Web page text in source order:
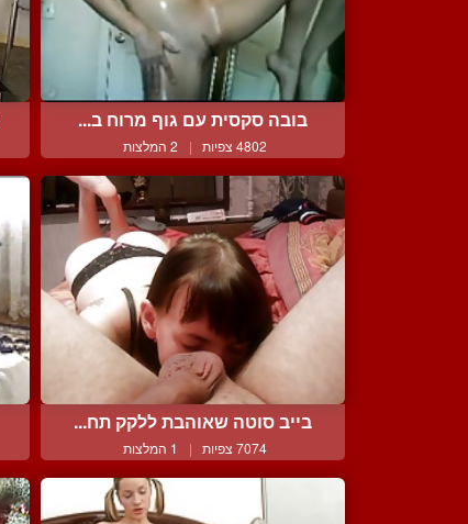
בובה סקסית עם גוף מרוח ב...
4802 צפיות | 2 המלצות
בייב סוטה שאוהבת ללקק תח...
7074 צפיות | 1 המלצות